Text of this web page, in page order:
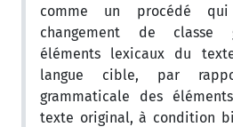
comme un procédé
changement de classe
éléments lexicaux du
langue cible, par
grammaticale des
texte original, à condition